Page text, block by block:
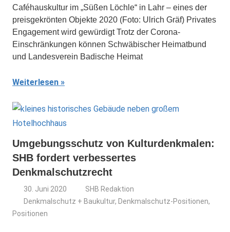
Caféhauskultur im „Süßen Löchle“ in Lahr – eines der
preisgekrönten Objekte 2020 (Foto: Ulrich Gräf) Privates
Engagement wird gewürdigt Trotz der Corona-
Einschränkungen können Schwäbischer Heimat­bund
und Landesverein Badische Heimat
Weiterlesen
Umgebungsschutz von Kulturdenkmalen:
SHB fordert verbessertes
Denkmalschutzrecht
30. Juni 2020
SHB Redaktion
Denkmalschutz + Baukultur, Denkmalschutz-Positionen,
Positionen